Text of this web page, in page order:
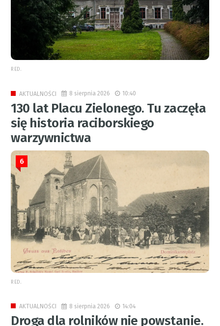
RED.
AKTUALNOŚCI 8 sierpnia 2026 10:40
130 lat Placu Zielonego. Tu zaczęła
się historia raciborskiego
warzywnictwa
6
RED.
AKTUALNOŚCI 8 sierpnia 2026 14:04
Droga dla rolników nie powstanie.